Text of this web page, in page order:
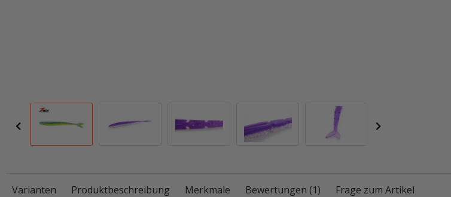
Varianten Produktbeschreibung Merkmale Bewertungen (1) Frage zum Artikel